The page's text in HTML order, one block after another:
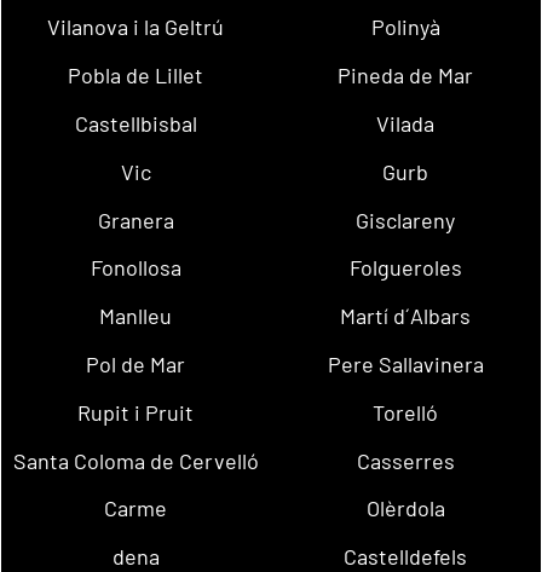
Vilanova i la Geltrú
Polinyà
Pobla de Lillet
Pineda de Mar
Castellbisbal
Vilada
Vic
Gurb
Granera
Gisclareny
Fonollosa
Folgueroles
Manlleu
Martí d´Albars
Pol de Mar
Pere Sallavinera
Rupit i Pruit
Torelló
Santa Coloma de Cervelló
Casserres
Carme
Olèrdola
dena
Castelldefels